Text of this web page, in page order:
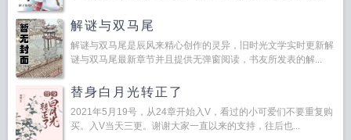
解谜与双马尾
解谜与双马尾是辰风来精心创作的灵异，旧时光文学实时更新解
谜与双马尾最新章节并且提供无弹窗阅读，书友所发表的解...
替身白月光转正了
2021年5月19号，从24章开始入V，看过的小可爱们不要重复购
买。入V当天三更。谢谢大家一直以来的支持，往后也...